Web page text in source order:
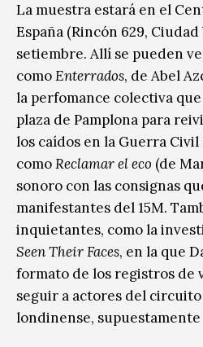
La muestra estará en el
España (Rincón 629, Ciudad
setiembre. Allí se pueden
comoEnterrados, de Abel
la perfomance colectiva
plaza de Pamplona para
los caídos en la Guerra Civil
comoReclamar el eco (de
sonoro con las consignas
manifestantes del 15M.
inquietantes, como la
Seen Their Faces, en la que
formato de los registros de
seguir a actores del
londinense, supuestamente